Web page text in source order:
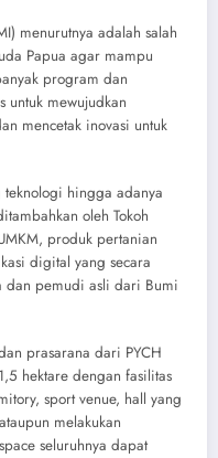
menurutnya adalah salah
Papua agar mampu
program dan
mewujudkan
mencetak inovasi untuk
hingga adanya
oleh Tokoh
produk pertanian
digital yang secara
dan pemudi asli dari Bumi
prasarana dari PYCH
hektare dengan fasilitas
sport venue, hall yang
melakukan
seluruhnya dapat